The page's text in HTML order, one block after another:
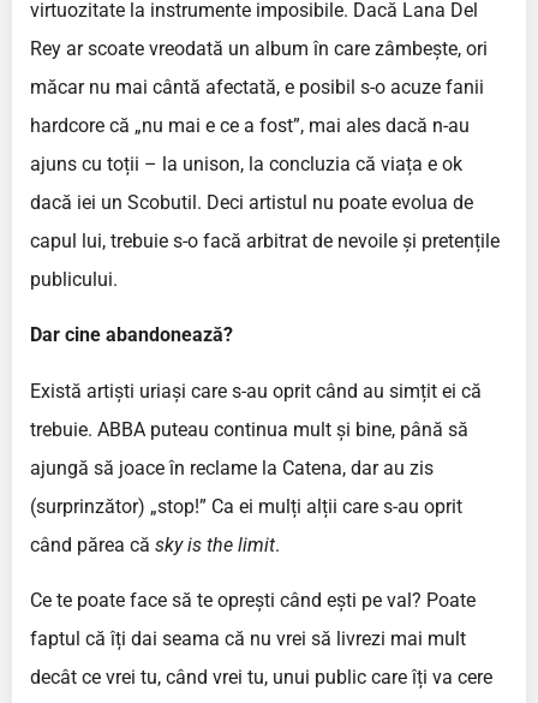
virtuozitate la instrumente imposibile. Dacă Lana Del
Rey ar scoate vreodată un album în care zâmbește, ori
măcar nu mai cântă afectată, e posibil s-o acuze fanii
hardcore că „nu mai e ce a fost”, mai ales dacă n-au
ajuns cu toții – la unison, la concluzia că viața e ok
dacă iei un Scobutil. Deci artistul nu poate evolua de
capul lui, trebuie s-o facă arbitrat de nevoile și pretențile
publicului.
Dar cine abandonează?
Există artiști uriași care s-au oprit când au simțit ei că
trebuie. ABBA puteau continua mult și bine, până să
ajungă să joace în reclame la Catena, dar au zis
(surprinzător) „stop!” Ca ei mulți alții care s-au oprit
când părea că sky is the limit.
Ce te poate face să te oprești când ești pe val? Poate
faptul că îți dai seama că nu vrei să livrezi mai mult
decât ce vrei tu, când vrei tu, unui public care îți va cere